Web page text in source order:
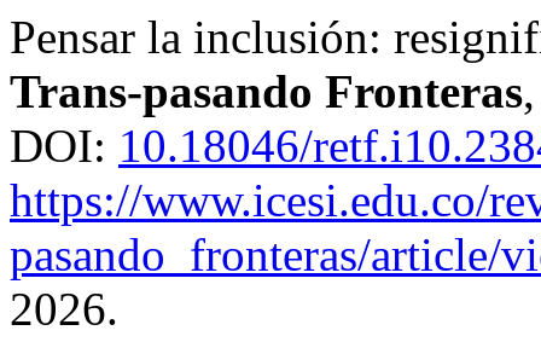
Pensar la inclusión:
Trans-pasando Fronteras
DOI: 10.18046/
https://www.icesi.edu.co/
pasando_fronteras/article/
2026.